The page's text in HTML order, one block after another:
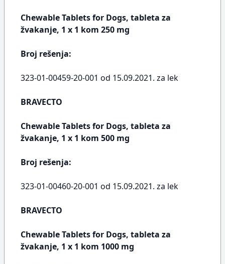
Chewable Tablets for Dogs, tableta za
žvakanje, 1 x 1 kom 250 mg
Broj rešenja:
323-01-00459-20-001 od 15.09.2021. za lek
BRAVECTO
Chewable Tablets for Dogs, tableta za
žvakanje, 1 x 1 kom 500 mg
Broj rešenja:
323-01-00460-20-001 od 15.09.2021. za lek
BRAVECTO
Chewable Tablets for Dogs, tableta za
žvakanje, 1 x 1 kom 1000 mg